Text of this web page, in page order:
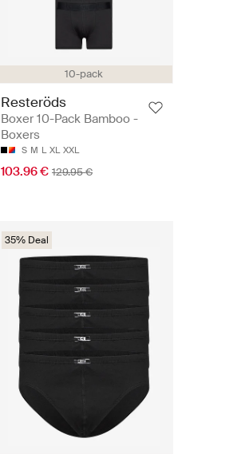
10-pack
Resteröds
Boxer 10-Pack Bamboo -
Boxers
S M L XL XXL
103.96 € 129.95 €
35% Deal